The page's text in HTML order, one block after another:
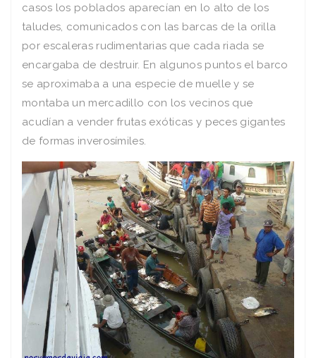
casos los poblados aparecían en lo alto de los
taludes, comunicados con las barcas de la orilla
por escaleras rudimentarias que cada riada se
encargaba de destruir. En algunos puntos el barco
se aproximaba a una especie de muelle y se
montaba un mercadillo con los vecinos que
acudían a vender frutas exóticas y peces gigantes
de formas inverosímiles.